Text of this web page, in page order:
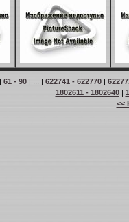
61 - 90| ... | 622741 - 622770|
1802611 - 1802640|
<<